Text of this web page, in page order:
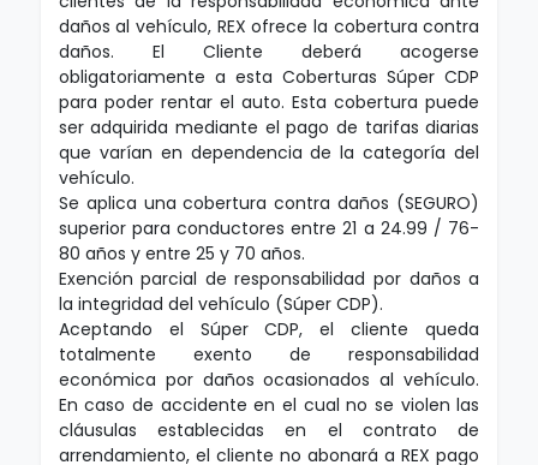
daños al vehículo, REX ofrece la cobertura contra
daños. El Cliente deberá acogerse
obligatoriamente a esta Coberturas Súper CDP
para poder rentar el auto. Esta cobertura puede
ser adquirida mediante el pago de tarifas diarias
que varían en dependencia de la categoría del
vehículo.
Se aplica una cobertura contra daños (SEGURO)
superior para conductores entre 21 a 24.99 / 76-
80 años y entre 25 y 70 años.
Exención parcial de responsabilidad por daños a
la integridad del vehículo (Súper CDP).
Aceptando el Súper CDP, el cliente queda
totalmente exento de responsabilidad
económica por daños ocasionados al vehículo.
En caso de accidente en el cual no se violen las
cláusulas establecidas en el contrato de
arrendamiento, el cliente no abonará a REX pago